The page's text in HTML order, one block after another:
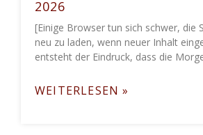
2026
[Einige Browser tun sich schwer, die
neu zu laden, wenn neuer Inhalt
entsteht der Eindruck, dass die
WEITERLESEN »